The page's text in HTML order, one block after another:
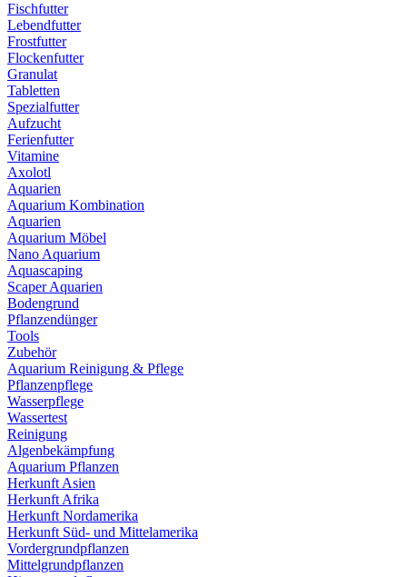
Fischfutter
Lebendfutter
Frostfutter
Flockenfutter
Granulat
Tabletten
Spezialfutter
Aufzucht
Ferienfutter
Vitamine
Axolotl
Aquarien
Aquarium Kombination
Aquarien
Aquarium Möbel
Nano Aquarium
Aquascaping
Scaper Aquarien
Bodengrund
Pflanzendünger
Tools
Zubehör
Aquarium Reinigung & Pflege
Pflanzenpflege
Wasserpflege
Wassertest
Reinigung
Algenbekämpfung
Aquarium Pflanzen
Herkunft Asien
Herkunft Afrika
Herkunft Nordamerika
Herkunft Süd- und Mittelamerika
Vordergrundpflanzen
Mittelgrundpflanzen